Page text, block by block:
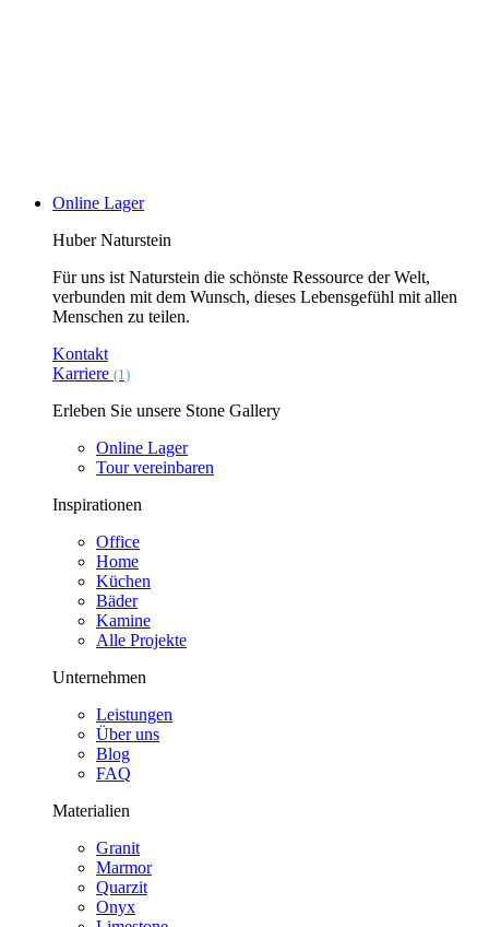
Online Lager
Huber Naturstein
Für uns ist Naturstein die schönste Ressource der Welt,
verbunden mit dem Wunsch, dieses Lebensgefühl mit allen
Menschen zu teilen.
Kontakt
Karriere (1)
Erleben Sie unsere Stone Gallery
Online Lager
Tour vereinbaren
Inspirationen
Office
Home
Küchen
Bäder
Kamine
Alle Projekte
Unternehmen
Leistungen
Über uns
Blog
FAQ
Materialien
Granit
Marmor
Quarzit
Onyx